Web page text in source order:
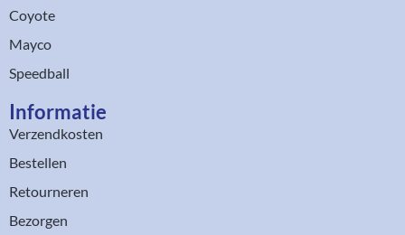
Coyote
Mayco
Speedball
Informatie
Verzendkosten
Bestellen
Retourneren
Bezorgen